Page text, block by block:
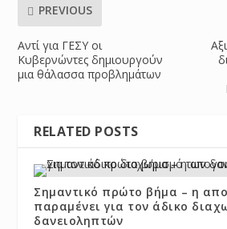
PREVIOUS
Αντί για ΓΕΣΥ οι
Κυβερνώντες δημιουργούν
μια θάλασσα προβλημάτων
RELATED POSTS
Σημαντικό πρώτο βήμα – η
παραμένει για τον άδικο
δανειοληπτών